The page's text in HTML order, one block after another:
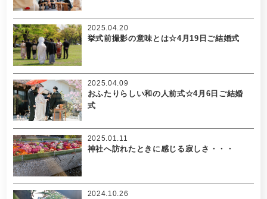
挙式前撮影の意味とは☆4月19日ご結婚式
2025.04.20
おふたりらしい和の人前式☆4月6日ご結婚
式
2025.04.09
神社へ訪れたときに感じる寂しさ・・・
2025.01.11
2024.10.26